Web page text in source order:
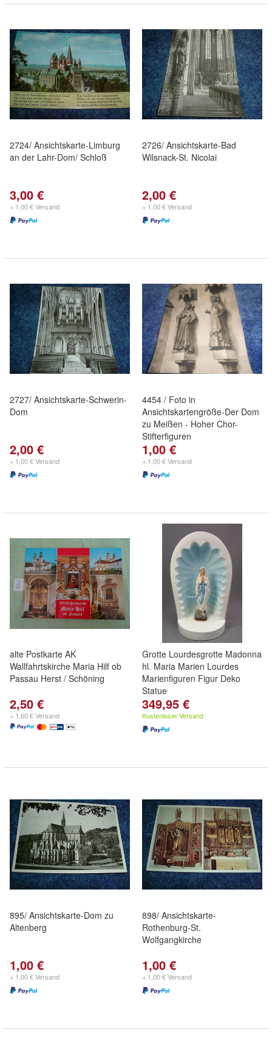
2724/ Ansichtskarte-Limburg
an der Lahr-Dom/ Schloß
3,00 €
+ 1,00 € Versand
2726/ Ansichtskarte-Bad
Wilsnack-St. Nicolai
2,00 €
+ 1,00 € Versand
2727/ Ansichtskarte-Schwerin-
Dom
2,00 €
+ 1,00 € Versand
4454 / Foto in
Ansichtskartengröße-Der Dom
zu Meißen - Hoher Chor-
Stifterfiguren
1,00 €
+ 1,00 € Versand
alte Postkarte AK
Wallfahrtskirche Maria Hilf ob
Passau Herst / Schöning
2,50 €
+ 1,60 € Versand
Grotte Lourdesgrotte Madonna
hl. Maria Marien Lourdes
Marienfiguren Figur Deko
Statue
349,95 €
Kostenloser Versand
895/ Ansichtskarte-Dom zu
Altenberg
1,00 €
+ 1,00 € Versand
898/ Ansichtskarte-
Rothenburg-St.
Wolfgangkirche
1,00 €
+ 1,00 € Versand